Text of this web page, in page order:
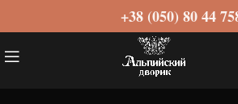
+38 (050) 80 44